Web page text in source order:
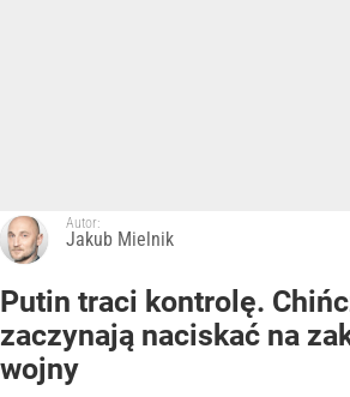
Autor:
Jakub Mielnik
Putin traci kontrolę.
zaczynają naciskać na
wojny